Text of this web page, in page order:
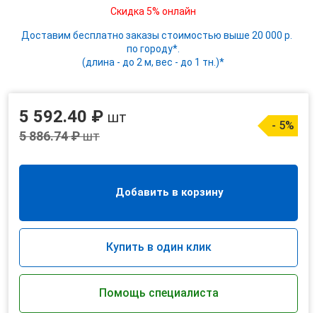
Скидка 5% онлайн
Доставим бесплатно заказы стоимостью выше 20 000 р.
по городу*.
(длина - до 2 м, вес - до 1 тн.)*
5 592.40 ₽ шт
5 886.74 ₽шт
- 5%
Добавить в корзину
Купить в один клик
Помощь специалиста